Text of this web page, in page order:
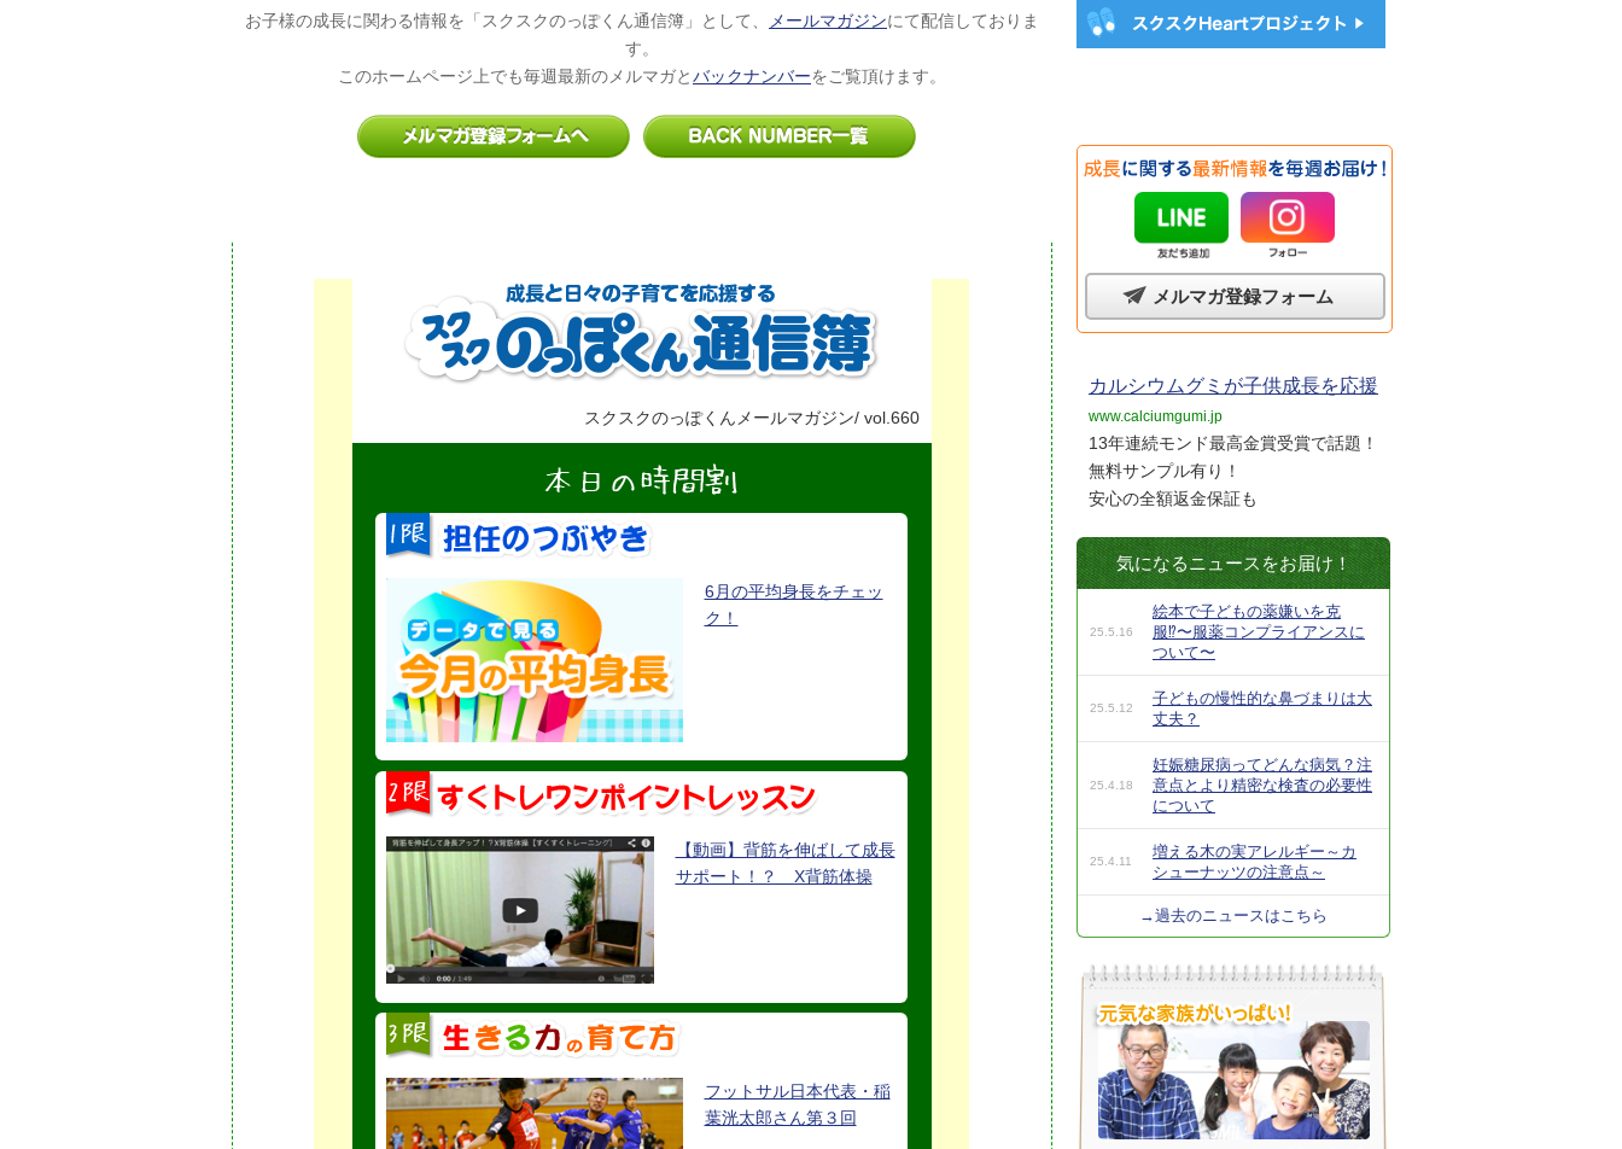
お子様の成長に関わる情報を「スクスクのっぽくん通信簿」として、 メールマガジンにて配信しておりま
す。
このホームページ上でも毎週最新のメルマガとバックナンバーをご覧頂けます。
スクスクのっぽくんメールマガジン/ vol.660
6月の平均身長をチェッ
ク！
【動画】背筋を伸ばして成長
サポート！？ X背筋体操
フットサル日本代表・稲
葉洸太郎さん第３回
メルマガ登録フォーム
カルシウムグミが子供成長を応援
www.calciumgumi.jp
13年連続モンド最高金賞受賞で話題！
無料サンプル有り！
安心の全額返金保証も
気になるニュースをお届け！
25.5.16
絵本で子どもの薬嫌いを克
服⁉︎〜服薬コンプライアンスに
ついて〜
25.5.12
子どもの慢性的な鼻づまりは大
丈夫？
25.4.18
妊娠糖尿病ってどんな病気？注
意点とより精密な検査の必要性
について
25.4.11
増える木の実アレルギー～カ
シューナッツの注意点～
→過去のニュースはこちら